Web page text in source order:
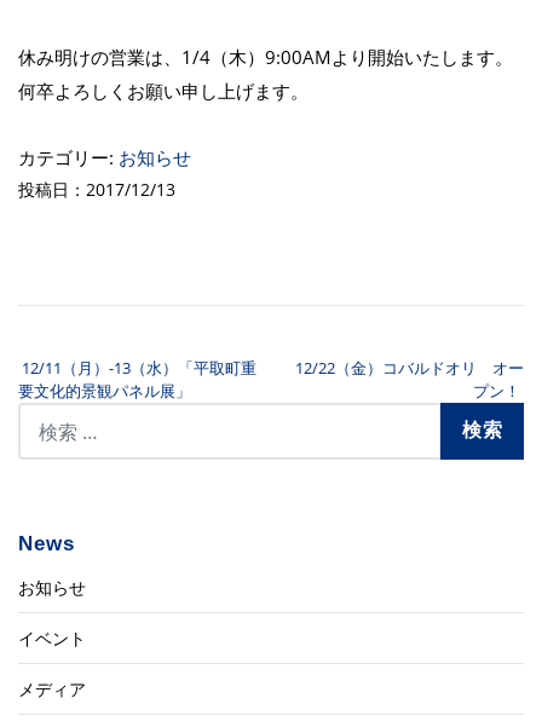
休み明けの営業は、1/4（木）9:00AMより開始いたします。
何卒よろしくお願い申し上げます。
カテゴリー: お知らせ
投稿日：2017/12/13
投稿ナビゲーション
12/11（月）-13（水）「平取町重
要文化的景観パネル展」
12/22（金）コバルドオリ オー
プン！
News
お知らせ
イベント
メディア